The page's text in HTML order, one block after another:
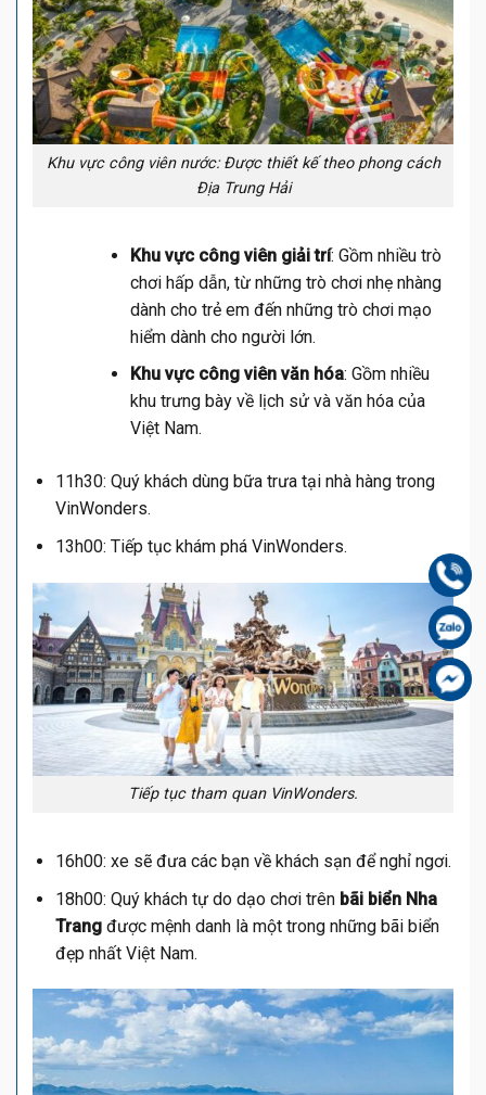
Khu vực công viên nước: Được thiết kế theo phong cách
Địa Trung Hải
Khu vực công viên giải trí: Gồm nhiều trò
chơi hấp dẫn, từ những trò chơi nhẹ nhàng
dành cho trẻ em đến những trò chơi mạo
hiểm dành cho người lớn.
Khu vực công viên văn hóa: Gồm nhiều
khu trưng bày về lịch sử và văn hóa của
Việt Nam.
11h30: Quý khách dùng bữa trưa tại nhà hàng trong
VinWonders.
13h00: Tiếp tục khám phá VinWonders.
Tiếp tục tham quan VinWonders.
16h00: xe sẽ đưa các bạn về khách sạn để nghỉ ngơi.
18h00: Quý khách tự do dạo chơi trên bãi biển Nha
Trangđược mệnh danh là một trong những bãi biển
đẹp nhất Việt Nam.